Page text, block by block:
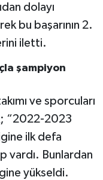
dolayı
bu başarının 2.
iletti.
şampiyon
ve sporcuları
“2022-2023
ilk defa
vardı. Bunlardan
yükseldi.